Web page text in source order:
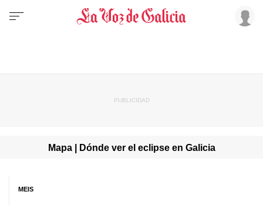
Mapa | Dónde ver el eclipse en Galicia
MEIS